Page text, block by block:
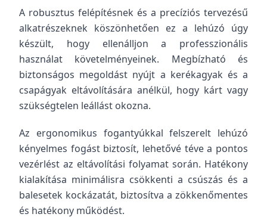
A robusztus felépítésnek és a precíziós tervezésű
alkatrészeknek köszönhetően ez a lehúzó úgy
készült, hogy ellenálljon a professzionális
használat követelményeinek. Megbízható és
biztonságos megoldást nyújt a kerékagyak és a
csapágyak eltávolítására anélkül, hogy kárt vagy
szükségtelen leállást okozna.
Az ergonomikus fogantyúkkal felszerelt lehúzó
kényelmes fogást biztosít, lehetővé téve a pontos
vezérlést az eltávolítási folyamat során. Hatékony
kialakítása minimálisra csökkenti a csúszás és a
balesetek kockázatát, biztosítva a zökkenőmentes
és hatékony működést.